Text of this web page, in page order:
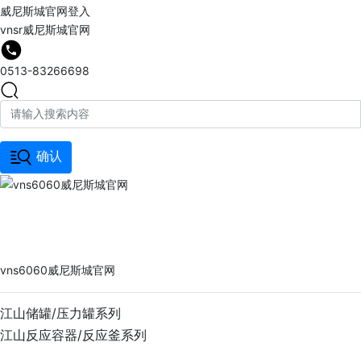
威尼斯城官网登入
vnsr威尼斯城官网
0513-83266698
确认
vns6060威尼斯城官网
江山储罐/压力罐系列
江山反应容器/反应釜系列